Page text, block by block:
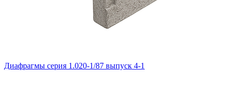
Диафрагмы серия 1.020-1/87 выпуск 4-1